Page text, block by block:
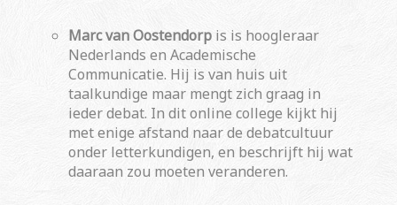
Marc van Oostendorp is is hoogleraar
Nederlands en Academische
Communicatie. Hij is van huis uit
taalkundige maar mengt zich graag in
ieder debat. In dit online college kijkt hij
met enige afstand naar de debatcultuur
onder letterkundigen, en beschrijft hij wat
daaraan zou moeten veranderen.